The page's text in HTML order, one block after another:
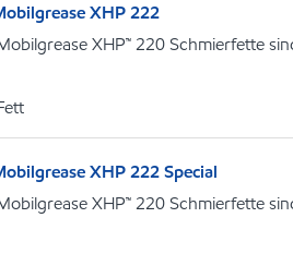
XHP 222
XHP™ 220 Schmierfette
XHP 222 Special
XHP™ 220 Schmierfette